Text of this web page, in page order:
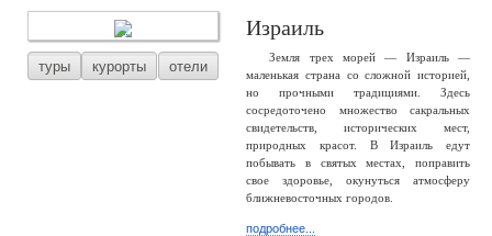
туры курорты отели
Израиль
Земля трех морей — Израиль —
маленькая страна со сложной историей,
но прочными традициями. Здесь
сосредоточено множество сакральных
свидетельств, исторических мест,
природных красот. В Израиль едут
побывать в святых местах, поправить
свое здоровье, окунуться атмосферу
ближневосточных городов.
подробнее...